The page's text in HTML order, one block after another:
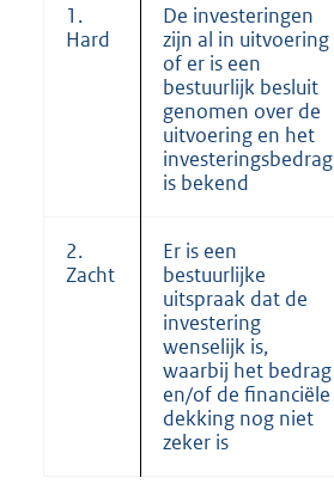
1.
Hard
De investeringen
zijn al in uitvoering
of er is een
bestuurlijk besluit
genomen over de
uitvoering en het
investeringsbedrag
is bekend
2.
Zacht
Er is een
bestuurlijke
uitspraak dat de
investering
wenselijk is,
waarbij het bedrag
en/of de financiële
dekking nog niet
zeker is